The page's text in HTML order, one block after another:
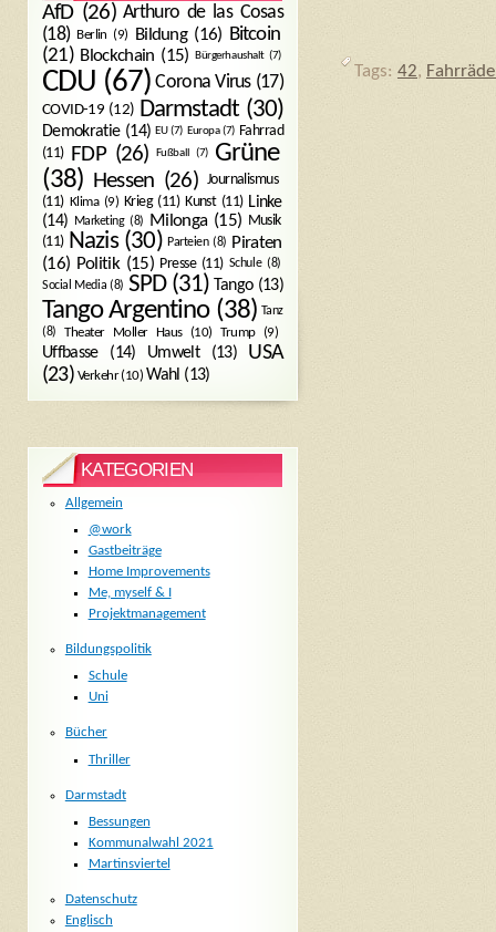
Tags: 42,
AfD(26) Arthuro de las Cosas
(18) Berlin (9) Bildung(16) Bitcoin
(21) Blockchain (15) Bürgerhaushalt (7)
CDU (67) Corona Virus(17)
COVID-19 (12) Darmstadt (30)
Demokratie(14) EU(7) Europa(7) Fahrrad
(11)
FDP(26) Fußball (7)
Grüne
(38) Hessen (26) Journalismus
(11) Klima(9) Krieg(11) Kunst(11) Linke
(14) Marketing(8) Milonga(15) Musik
(11) Nazis(30) Parteien(8) Piraten
(16) Politik(15) Presse(11) Schule(8)
Social Media (8) SPD(31) Tango(13)
Tango Argentino(38) Tanz
(8)
Theater Moller Haus(10) Trump(9)
Uffbasse(14) Umwelt(13)
USA
(23) Verkehr(10) Wahl (13)
KATEGORIEN
Allgemein
@work
Gastbeiträge
Home Improvements
Me, myself & I
Projektmanagement
Bildungspolitik
Schule
Uni
Bücher
Thriller
Darmstadt
Bessungen
Kommunalwahl 2021
Martinsviertel
Datenschutz
Englisch